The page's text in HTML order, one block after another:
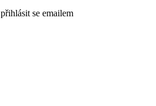
přihlásit se emailem